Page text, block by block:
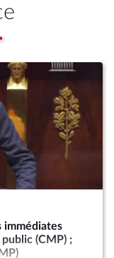
immédiates
(CMP) ;